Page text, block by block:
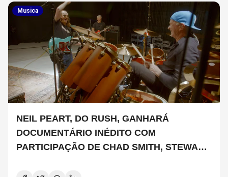
Musica
NEIL PEART, DO RUSH, GANHARÁ
DOCUMENTÁRIO INÉDITO COM
PARTICIPAÇÃO DE CHAD SMITH, STEWART